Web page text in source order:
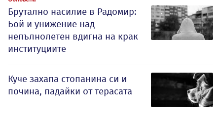
Брутално насилие в Радомир:
Бой и унижение над
непълнолетен вдигна на крак
институциите
Куче захапа стопанина си и
почина, падайки от терасата